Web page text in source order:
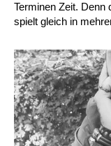
Terminen Zeit. Denn
spielt gleich in